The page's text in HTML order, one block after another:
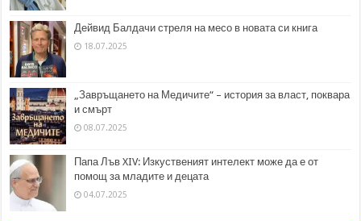
Дейвид Балдачи стреля на месо в новата си книга
18.07.2025
„Завръщането на Медичите“ – история за власт, поквара
и смърт
08.07.2025
Папа Лъв XIV: Изкуственият интелект може да е от
помощ за младите и децата
04.07.2025